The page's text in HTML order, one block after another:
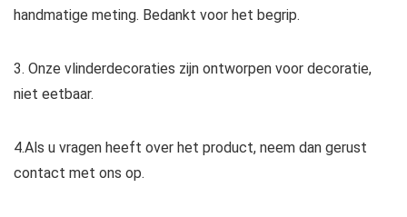
handmatige meting. Bedankt voor het begrip.
3. Onze vlinderdecoraties zijn ontworpen voor decoratie,
niet eetbaar.
4.Als u vragen heeft over het product, neem dan gerust
contact met ons op.